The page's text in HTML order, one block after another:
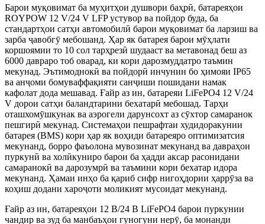
Барои муқовимат ба муҳитҳои душвори баҳрӣ, батареяҳои
ROYPOW 12 V/24 V LFP устувор ва пойдор буда, ба
стандартҳои сатҳи автомобилӣ барои муқовимат ба ларзиш ва
зарба ҷавобгӯ мебошанд. Ҳар як батарея барои мӯҳлати
коршоямии то 10 сол тарҳрезӣ шудааст ва метавонад беш аз
6000 давраро тоб оварад, ки кори дарозмуддатро таъмин
мекунад. Эътимоднокӣ ва пойдорӣ инчунин бо ҳимояи IP65
ва анҷоми бомуваффақияти санҷиши пошидани намак
кафолат дода мешавад. Ғайр аз ин, батареяи LiFePO4 12 V/24
V дорои сатҳи баландтарини бехатарӣ мебошад. Тарҳи
оташхомӯшкунак ва аэрогели дарунсохт аз сӯхтор самаранок
пешгирӣ мекунад. Системаҳои пешрафтаи худидоракунии
батарея (BMS) кори ҳар як воҳиди батареяро оптимизатсия
мекунанд, борро фаъолона мувозинат мекунанд ва давраҳои
пуркунӣ ва холӣкуниро барои ба ҳадди аксар расонидани
самаранокӣ ва дарозумрӣ ва таъмини кори бехатар идора
мекунанд. Ҳамаи инҳо ба қариб сифр нигоҳдории ҳаррӯза ва
коҳиш додани хароҷоти моликият мусоидат мекунанд.
Ғайр аз ин, батареяҳои 12 В/24 В LiFePO4 барои пуркунии
чандир ва зуд ба манбаъҳои гуногуни нерӯ, ба монанди